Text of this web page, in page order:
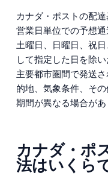
カナダ・ポストの配
営業日単位での予想通
土曜日、日曜日、祝
して指定した日を除
主要都市圏間で発送
的地、気象条件、そ
期間が異なる場合があ
カナダ・ポ
法はいくら